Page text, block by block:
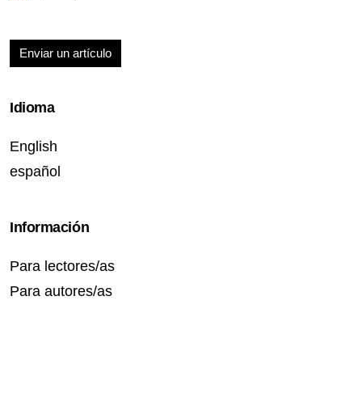
Enviar un artículo
Idioma
English
español
Información
Para lectores/as
Para autores/as